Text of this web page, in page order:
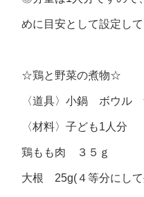
めに目安として設定して
☆鶏と野菜の煮物☆
〈道具〉小鍋 ボウル
〈材料〉子ども1人分
鶏もも肉 ３５ｇ
大根 25g(４等分にして